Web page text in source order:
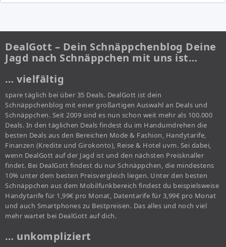
DealGott – Dein Schnäppchenblog Deine
Jagd nach Schnäppchen mit uns ist…
… vielfältig
spare täglich bei über 35 Deals. DealGott ist dein
Schnäppchenblog mit einer großartigen Auswahl an Deals und
Schnäppchen. Seit 2009 sind es nun schon weit mehr als 100.000
Deals. In den täglichen Deals findest du im Handumdrehen die
besten Deals aus den Bereichen Mode & Fashion, Handytarife,
Finanzen (Kredite und Girokonto), Reise & Hotel uvm. Sei dabei,
wenn DealGott auf der Jagd ist und den nächsten Preisknaller
findet. Bei DealGott findest du nur Schnäppchen, die mindestens
10% unter dem besten Preisvergleich liegen. Unter den besten
Schnäppchen aus dem Mobilfunkbereich findest du beispielsweise
Handytarife für 1,99€ pro Monat, Datentarife für 3,99€ pro Monat
und auch Smartphones zu Bestpreisen. Das alles und noch viel
mehr wartet bei DealGott auf dich.
… unkompliziert